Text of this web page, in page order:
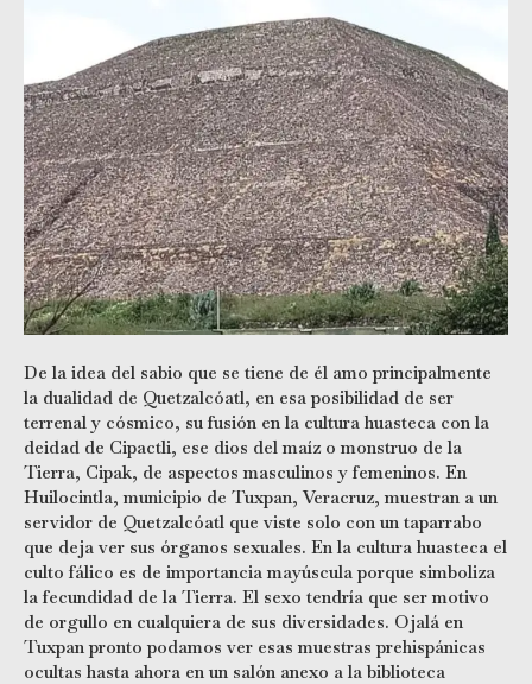
De la idea del sabio que se tiene de él amo principalmente
la dualidad de Quetzalcóatl, en esa posibilidad de ser
terrenal y cósmico, su fusión en la cultura huasteca con la
deidad de Cipactli, ese dios del maíz o monstruo de la
Tierra, Cipak, de aspectos masculinos y femeninos. En
Huilocintla, municipio de Tuxpan, Veracruz, muestran a un
servidor de Quetzalcóatl que viste solo con un taparrabo
que deja ver sus órganos sexuales. En la cultura huasteca el
culto fálico es de importancia mayúscula porque simboliza
la fecundidad de la Tierra. El sexo tendría que ser motivo
de orgullo en cualquiera de sus diversidades. Ojalá en
Tuxpan pronto podamos ver esas muestras prehispánicas
ocultas hasta ahora en un salón anexo a la biblioteca